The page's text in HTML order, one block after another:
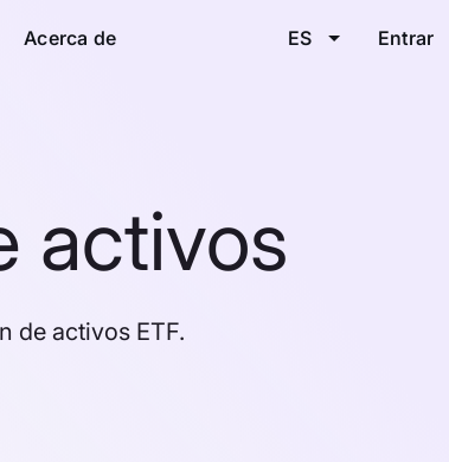
Acerca de ES Entrar
activos
de activos ETF.